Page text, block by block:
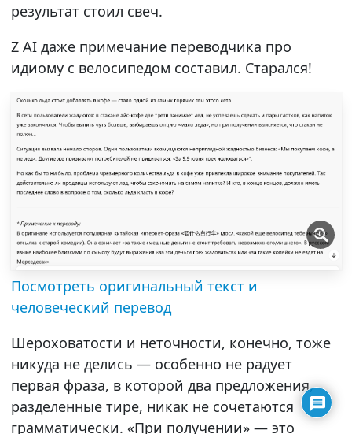
результат стоил свеч.
Z AI даже примечание переводчика про
идиому с велосипедом составил. Старался!
Посмотреть оригинальный текст и
человеческий перевод
Шероховатости и неточности, конечно, тоже
никуда не делись — особенно не радует
первая фраза, в которой два предложения,
разделенные тире, никак не сочетаются
грамматически. «При получении» — это